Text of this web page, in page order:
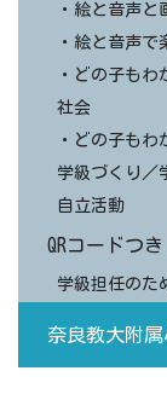
・絵と音声
・絵と音声
・どの子もわ
社会
・どの子もわ
学級づくり／
自立活動
QRコードつ
学級担任のた
奈良教大附